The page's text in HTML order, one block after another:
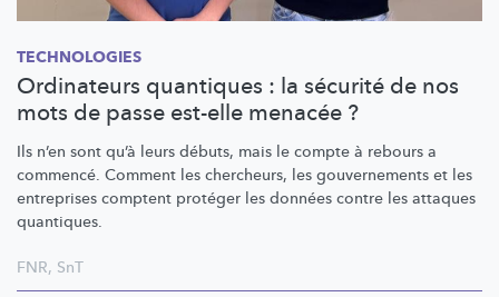
TECHNOLOGIES
Ordinateurs quantiques : la sécurité de nos
mots de passe est-elle menacée ?
Ils n’en sont qu’à leurs débuts, mais le compte à rebours a
commencé. Comment les chercheurs, les gouvernements et les
entreprises comptent protéger les données contre les attaques
quantiques.
FNR, SnT